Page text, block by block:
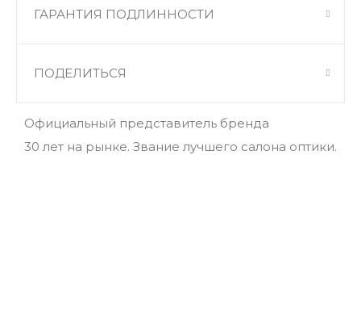
ГАРАНТИЯ ПОДЛИННОСТИ
ПОДЕЛИТЬСЯ
Официальный представитель бренда
30 лет на рынке. Звание лучшего салона оптики.